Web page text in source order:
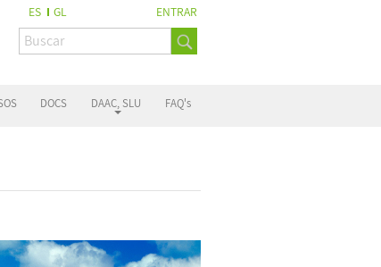
ES GL ENTRAR
DOCS DAAC, SLU FAQ's